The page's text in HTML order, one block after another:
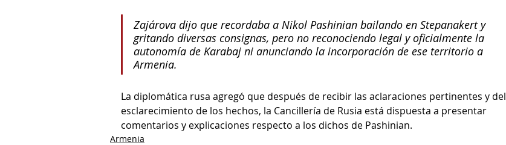
Zajárova dijo que recordaba a Nikol Pashinian bailando en Stepanakert y
gritando diversas consignas, pero no reconociendo legal y oficialmente la
autonomía de Karabaj ni anunciando la incorporación de ese territorio a
Armenia.
La diplomática rusa agregó que después de recibir las aclaraciones pertinentes y del
esclarecimiento de los hechos, la Cancillería de Rusia está dispuesta a presentar
comentarios y explicaciones respecto a los dichos de Pashinian.
Armenia